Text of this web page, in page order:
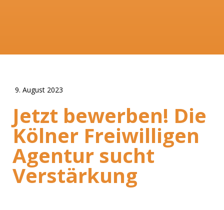
9. August 2023
Jetzt bewerben! Die
Kölner Freiwilligen
Agentur sucht
Verstärkung